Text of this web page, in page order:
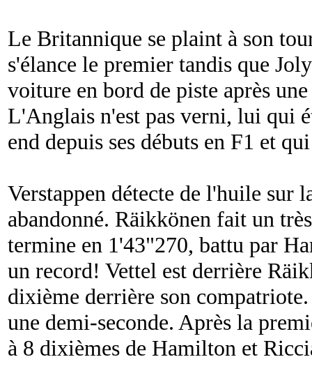
Le Britannique se plaint à son
s'élance le premier tandis que
voiture en bord de piste après
L'Anglais n'est pas verni, lui qui
end depuis ses débuts en F1 et
Verstappen détecte de l'huile sur
abandonné. Räikkönen fait un
termine en 1'43"270, battu par
un record! Vettel est derrière
dixième derrière son
une demi-seconde. Après la
à 8 dixièmes de Hamilton et